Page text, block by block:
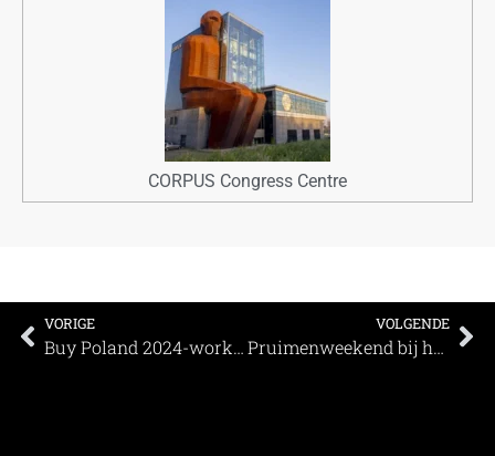
CORPUS Congress Centre
VORIGE
Buy Poland 2024-workshop van 15-17 oktober a.s in Warschau
VOLGENDE
Pruimenweekend bij het Muiderslot